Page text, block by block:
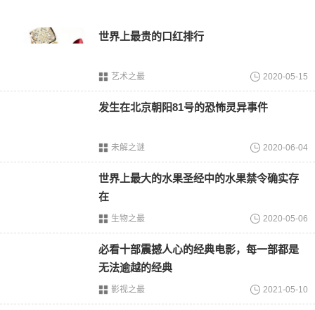
4.广州港
年，广州港的货物吞吐量达到6513万吨，集装箱吞吐量为
2447万标准集装箱，表现出了持续增长的态势。
世界上最贵的口红排行
艺术之最 2020-05-15
发生在北京朝阳81号的恐怖灵异事件
未解之谜 2020-06-04
世界上最大的水果圣经中的水果禁令确实存
在
生物之最 2020-05-06
必看十部震撼人心的经典电影，每一部都是
无法逾越的经典
影视之最 2021-05-10